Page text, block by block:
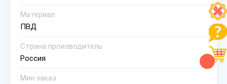
Материал
ПВД
Страна производитель
Россия
Мин.заказ